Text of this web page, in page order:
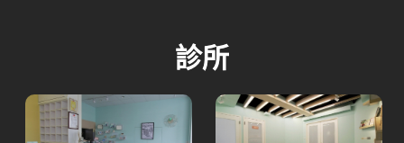
診所